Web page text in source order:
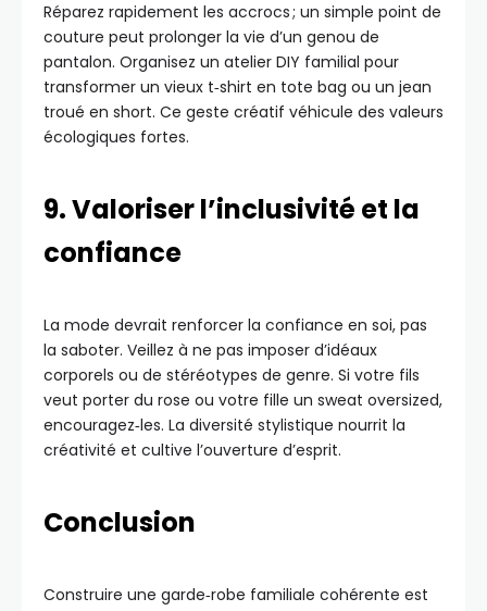
Réparez rapidement les accrocs ; un simple point de
couture peut prolonger la vie d’un genou de
pantalon. Organisez un atelier DIY familial pour
transformer un vieux t‑shirt en tote bag ou un jean
troué en short. Ce geste créatif véhicule des valeurs
écologiques fortes.
9. Valoriser l’inclusivité et la
confiance
La mode devrait renforcer la confiance en soi, pas
la saboter. Veillez à ne pas imposer d’idéaux
corporels ou de stéréotypes de genre. Si votre fils
veut porter du rose ou votre fille un sweat oversized,
encouragez‑les. La diversité stylistique nourrit la
créativité et cultive l’ouverture d’esprit.
Conclusion
Construire une garde‑robe familiale cohérente est